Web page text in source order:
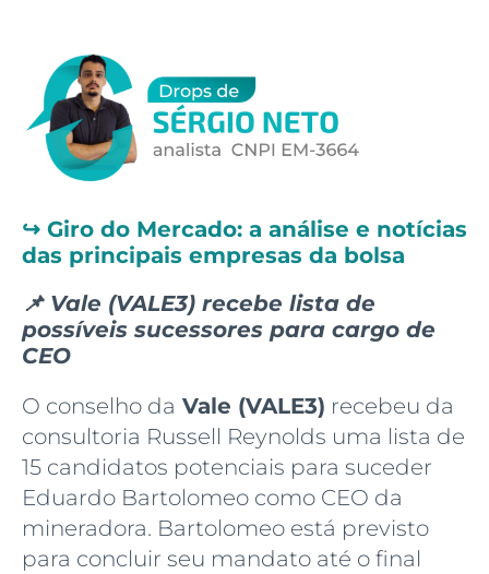
↪️ Giro do Mercado: a análise e notícias
das principais empresas da bolsa
📌 Vale (VALE3) recebe lista de
possíveis sucessores para cargo de
CEO
O conselho da Vale (VALE3) recebeu da
consultoria Russell Reynolds uma lista de
15 candidatos potenciais para suceder
Eduardo Bartolomeo como CEO da
mineradora. Bartolomeo está previsto
para concluir seu mandato até o final